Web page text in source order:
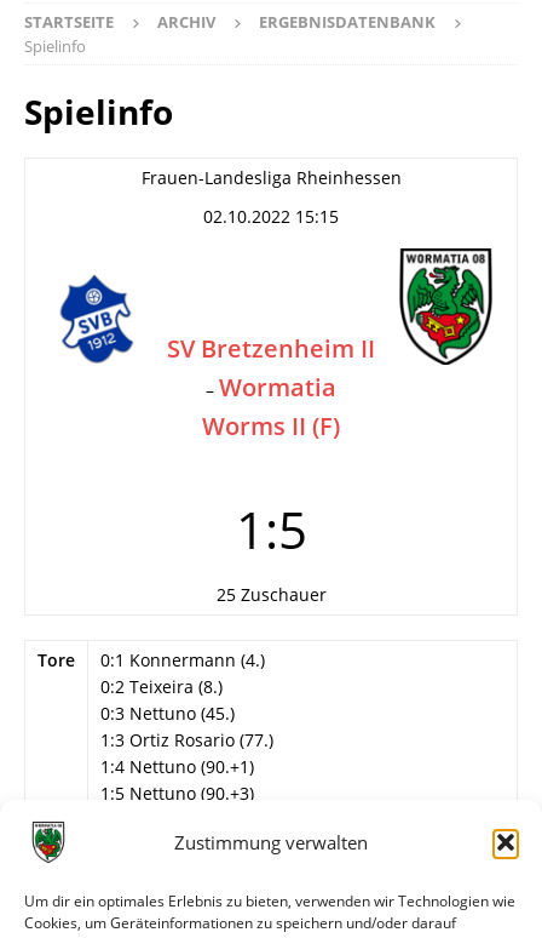
Zustimmung verwalten
Um dir ein optimales Erlebnis zu bieten, verwenden wir Technologien wie
Cookies, um Geräteinformationen zu speichern und/oder darauf
STARTSEITE ARCHIV
ERGEBNISDATENBANK
Spielinfo
Spielinfo
Frauen-Landesliga Rheinhessen
02.10.2022 15:15
SV Bretzenheim II
– Wormatia
Worms II (F)
1:5
25 Zuschauer
Tore
0:1 Konnermann (4.)
0:2 Teixeira (8.)
0:3 Nettuno (45.)
1:3 Ortiz Rosario (77.)
1:4 Nettuno (90.+1)
1:5 Nettuno (90.+3)
Info
6. Spieltag
Wegner – M. Kronauer, Seebach, Ihrig,